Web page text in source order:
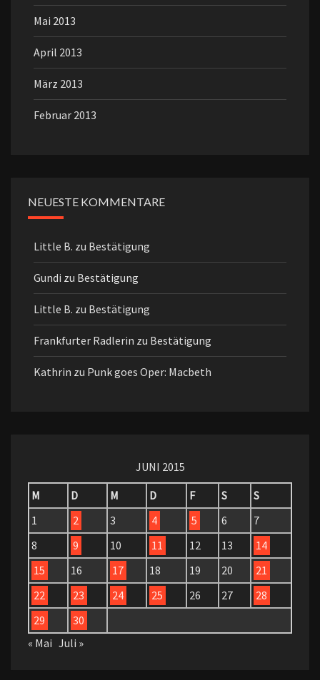
Mai 2013
April 2013
März 2013
Februar 2013
NEUESTE KOMMENTARE
Little B. zu Bestätigung
Gundi zu Bestätigung
Little B. zu Bestätigung
Frankfurter Radlerin zu Bestätigung
Kathrin zu Punk goes Oper: Macbeth
JUNI 2015
M
D M D F S
S
1
2 3 4 5 6
7
8
9 10 11 12 13
14
15
16 17 18 19 20
21
22
23 24 25 26 27
28
29
30
« Mai Juli »